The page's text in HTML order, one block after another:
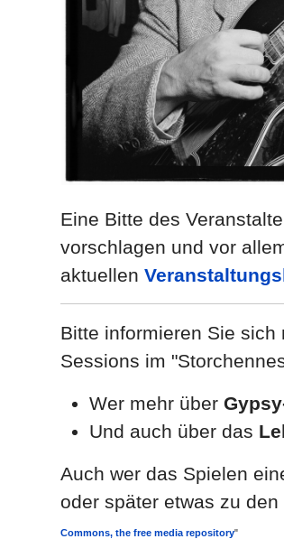
Eine Bitte des
vorschlagen und vor
aktuellen
Bitte informieren Sie
Sessions im
Wer mehr über
Und auch über das
Auch wer das Spielen
oder später etwas zu
Commons, the free media repository"